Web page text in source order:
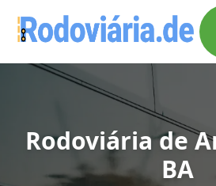
Rodoviária de
BA